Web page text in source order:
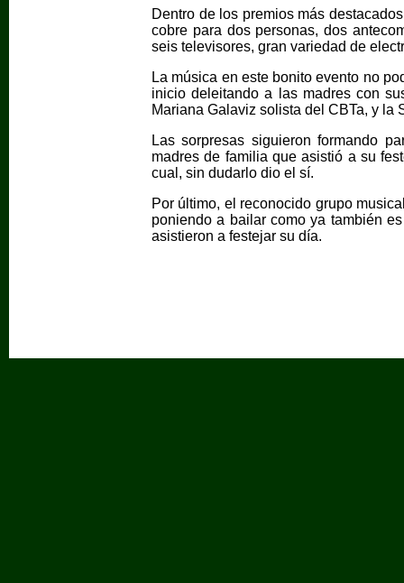
Dentro de los premios más
cobre para dos personas, dos
seis televisores, gran variedad de
La música en este bonito evento no
inicio deleitando a las madres con
Mariana Galaviz solista del CBTa, y la
Las sorpresas siguieron formando
madres de familia que asistió a su
cual, sin dudarlo dio el sí.
Por último, el reconocido grupo
poniendo a bailar como ya también
asistieron a festejar su día.